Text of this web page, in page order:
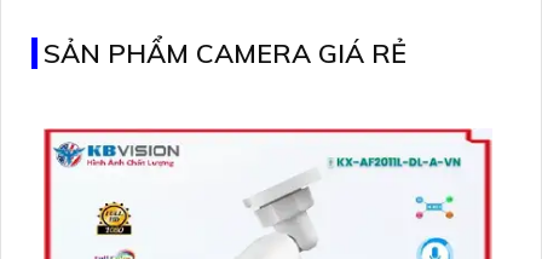
SẢN PHẨM CAMERA GIÁ RẺ